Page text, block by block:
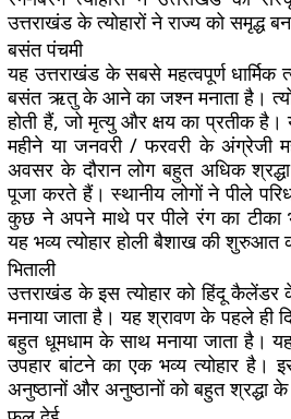
उत्तराखंड के त्योहारों ने राज्य को समृद्ध
बसंत पंचमी
यह उत्तराखंड के सबसे महत्वपूर्ण
बसंत ऋतु के आने का जश्न मनाता है।
होती हैं, जो मृत्यु और क्षय का प्रतीक
महीने या जनवरी / फरवरी के अंग्रेजी
अवसर के दौरान लोग बहुत अधिक
पूजा करते हैं। स्थानीय लोगों ने पीले
कुछ ने अपने माथे पर पीले रंग का टीका
यह भव्य त्योहार होली बैशाख की शुरुआत
भिताली
उत्तराखंड के इस त्योहार को हिंदू
मनाया जाता है। यह श्रावण के पहले ही
बहुत धूमधाम के साथ मनाया जाता है।
उपहार बांटने का एक भव्य त्योहार है।
अनुष्ठानों और अनुष्ठानों को बहुत श्रद्धा